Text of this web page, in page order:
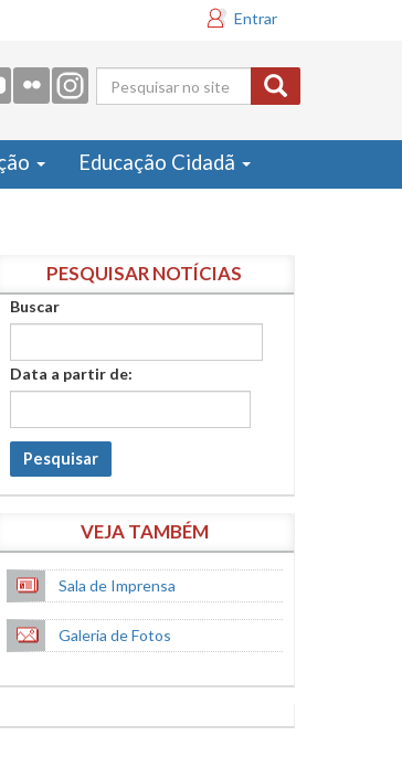
Entrar
Formulário
de busca
Educação Cidadã
PESQUISAR NOTÍCIAS
Buscar
Data a partir de:
Pesquisar
VEJA TAMBÉM
Sala de Imprensa
Galeria de Fotos